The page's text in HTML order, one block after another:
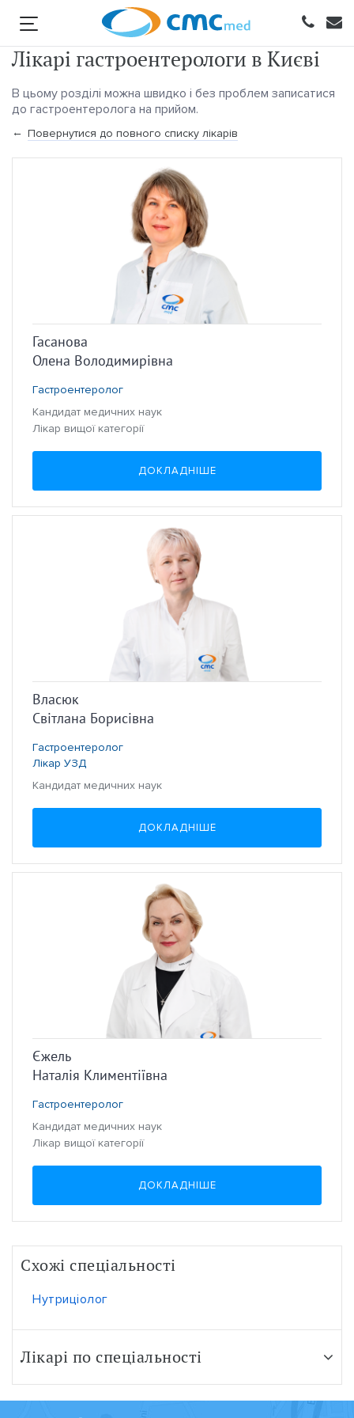
Лікарі гастроентерологи в Києві
В цьому розділі можна швидко і без проблем записатися
до гастроентеролога на прийом.
Повернутися до повного списку лікарів
Гасанова
Олена Володимирівна
Гастроентеролог
Кандидат медичних наук
Лікар вищої категорії
ДОКЛАДНІШЕ
Власюк
Світлана Борисівна
Гастроентеролог
Лікар УЗД
Кандидат медичних наук
ДОКЛАДНІШЕ
Єжель
Наталія Климентіївна
Гастроентеролог
Кандидат медичних наук
Лікар вищої категорії
ДОКЛАДНІШЕ
Схожі спеціальності
Нутриціолог
Лікарі по спеціальності